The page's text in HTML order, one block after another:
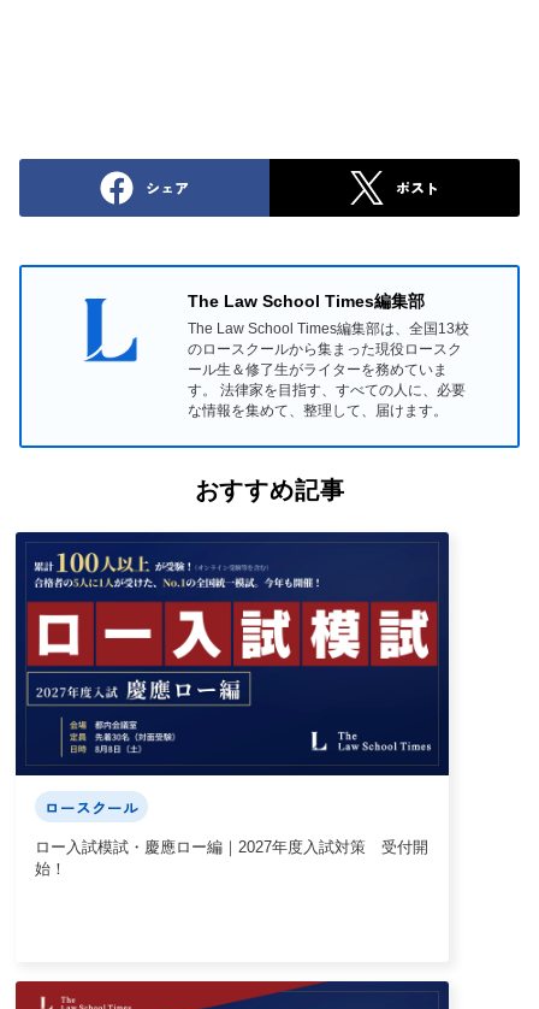
シェア ポスト
The Law School Times編集部
The Law School Times編集部は、全国13校
のロースクールから集まった現役ロースク
ール生＆修了生がライターを務めていま
す。 法律家を目指す、すべての人に、必要
な情報を集めて、整理して、届けます。
おすすめ記事
ロースクール
ロー入試模試・慶應ロー編｜2027年度入試対策 受付開
始！